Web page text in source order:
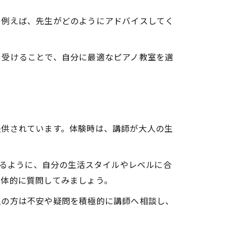
えば、先生がどのようにアドバイスしてく
けることで、自分に最適なピアノ教室を選
されています。体験時は、講師が大人の生
ように、自分の生活スタイルやレベルに合
的に質問してみましょう。
方は不安や疑問を積極的に講師へ相談し、